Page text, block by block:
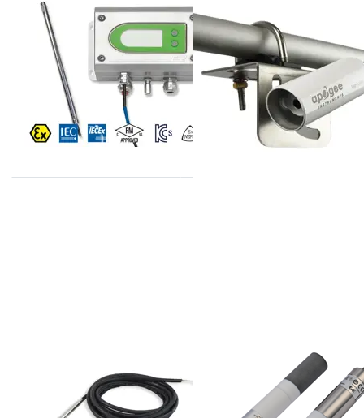
E+E
EE300EX serie
vocht- en
temperatuur
transmitters
SI-421-SS
EE461 serie kabel
temperatuur
voelers
EE872 serie CO2
opnemers tot
5000ppm